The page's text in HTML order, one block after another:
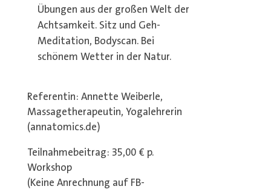
Übungen aus der großen Welt der
Achtsamkeit. Sitz und Geh-
Meditation, Bodyscan. Bei
schönem Wetter in der Natur.
Referentin: Annette Weiberle,
Massagetherapeutin, Yogalehrerin
(annatomics.de)
Teilnahmebeitrag: 35,00 € p.
Workshop
(Keine Anrechnung auf FB-